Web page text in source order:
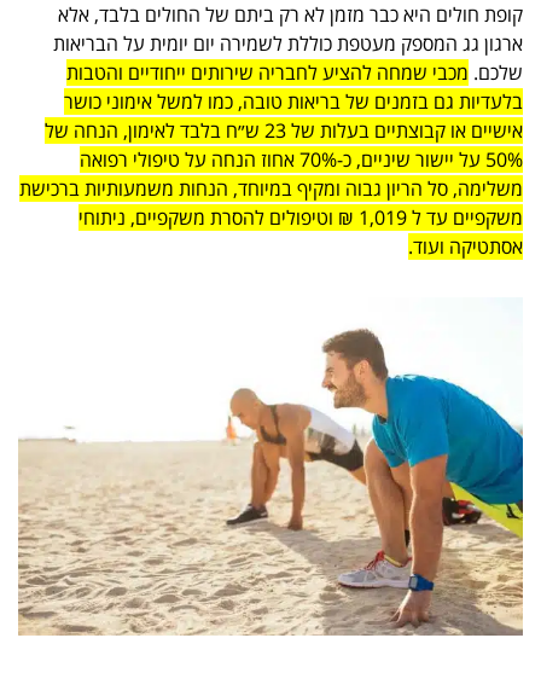
קופת חולים היא כבר מזמן לא רק ביתם של החולים בלבד, אלא
ארגון גג המספק מעטפת כוללת לשמירה יום יומית על הבריאות
שלכם. מכבי שמחה להציע לחבריה שירותים ייחודיים והטבות
בלעדיות גם בזמנים של בריאות טובה, כמו למשל אימוני כושר
אישיים או קבוצתיים בעלות של 23 ש״ח בלבד לאימון, הנחה של
50% על יישור שיניים, כ-70% אחוז הנחה על טיפולי רפואה
משלימה, סל הריון גבוה ומקיף במיוחד, הנחות משמעותיות ברכישת
משקפיים עד ל 1,019 ₪ וטיפולים להסרת משקפיים, ניתוחי
אסתטיקה ועוד.